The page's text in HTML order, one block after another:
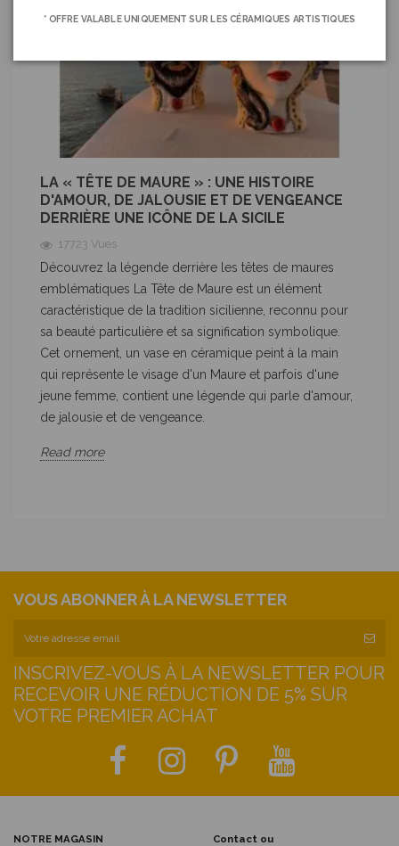
LA « TÊTE DE MAURE » : UNE HISTOIRE
D'AMOUR, DE JALOUSIE ET DE VENGEANCE
DERRIÈRE UNE ICÔNE DE LA SICILE
17723 Vues
Découvrez la légende derrière les têtes de maures
emblématiques La Tête de Maure est un élément
caractéristique de la tradition sicilienne, reconnu pour
sa beauté particulière et sa signification symbolique.
Cet ornement, un vase en céramique peint à la main
qui représente le visage d'un Maure et parfois d'une
jeune femme, contient une légende qui parle d'amour,
de jalousie et de vengeance.
Read more
VOUS ABONNER À LA NEWSLETTER
INSCRIVEZ-VOUS À LA NEWSLETTER POUR
RECEVOIR UNE RÉDUCTION DE 5% SUR
VOTRE PREMIER ACHAT
NOTRE MAGASIN
Contact ou
* OFFRE VALABLE UNIQUEMENT SUR LES CÉRAMIQUES ARTISTIQUES